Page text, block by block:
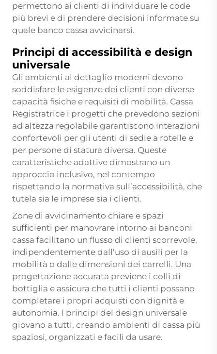
permettono ai clienti di individuare le code
più brevi e di prendere decisioni informate su
quale banco cassa avvicinarsi.
Principi di accessibilità e design
universale
Gli ambienti al dettaglio moderni devono
soddisfare le esigenze dei clienti con diverse
capacità fisiche e requisiti di mobilità. Cassa
Registratrice i progetti che prevedono sezioni
ad altezza regolabile garantiscono interazioni
confortevoli per gli utenti di sedie a rotelle e
per persone di statura diversa. Queste
caratteristiche adattive dimostrano un
approccio inclusivo, nel contempo
rispettando la normativa sull’accessibilità, che
tutela sia le imprese sia i clienti.
Zone di avvicinamento chiare e spazi
sufficienti per manovrare intorno ai banconi
cassa facilitano un flusso di clienti scorrevole,
indipendentemente dall’uso di ausili per la
mobilità o dalle dimensioni dei carrelli. Una
progettazione accurata previene i colli di
bottiglia e assicura che tutti i clienti possano
completare i propri acquisti con dignità e
autonomia. I principi del design universale
giovano a tutti, creando ambienti di cassa più
spaziosi, organizzati e facili da usare.